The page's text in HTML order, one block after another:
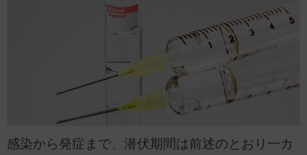
感染から発症まで、潜伏期間は前述のとおり一カ